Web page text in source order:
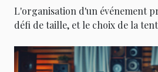
L'organisation d'un événement
défi de taille, et le choix de la